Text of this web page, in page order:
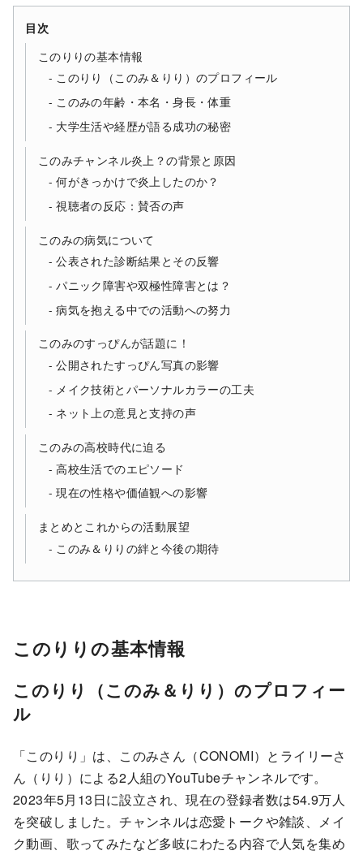
目次
このりりの基本情報
このりり（このみ＆りり）のプロフィール
このみの年齢・本名・身長・体重
大学生活や経歴が語る成功の秘密
このみチャンネル炎上？の背景と原因
何がきっかけで炎上したのか？
視聴者の反応：賛否の声
このみの病気について
公表された診断結果とその反響
パニック障害や双極性障害とは？
病気を抱える中での活動への努力
このみのすっぴんが話題に！
公開されたすっぴん写真の影響
メイク技術とパーソナルカラーの工夫
ネット上の意見と支持の声
このみの高校時代に迫る
高校生活でのエピソード
現在の性格や価値観への影響
まとめとこれからの活動展望
このみ＆りりの絆と今後の期待
このりりの基本情報
このりり（このみ＆りり）のプロフィー
ル
「このりり」は、このみさん（CONOMI）とライリーさ
ん（りり）による2人組のYouTubeチャンネルです。
2023年5月13日に設立され、現在の登録者数は54.9万人
を突破しました。チャンネルは恋愛トークや雑談、メイ
ク動画、歌ってみたなど多岐にわたる内容で人気を集め